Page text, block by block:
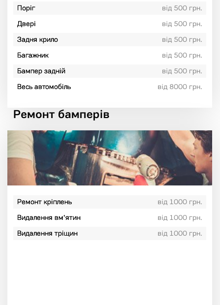
Поріг
від 500 грн.
Двері
від 500 грн.
Задня крило
від 500 грн.
Багажник
від 500 грн.
Бампер задній
від 500 грн.
Весь автомобіль
від 8000 грн.
Ремонт бамперів
Ремонт кріплень
від 1000 грн.
Видалення вм'ятин
від 1000 грн.
Видалення тріщин
від 1000 грн.